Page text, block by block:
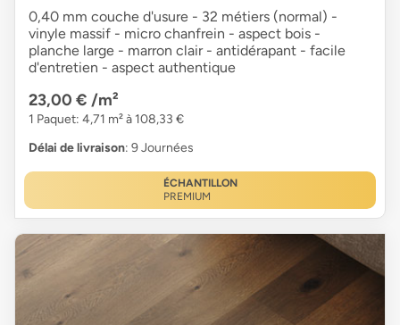
0,40 mm couche d'usure - 32 métiers (normal) -
vinyle massif - micro chanfrein - aspect bois -
planche large - marron clair - antidérapant - facile
d'entretien - aspect authentique
23,00 € /m²
1 Paquet: 4,71 m² à 108,33 €
Délai de livraison: 9 Journées
ÉCHANTILLON
PREMIUM